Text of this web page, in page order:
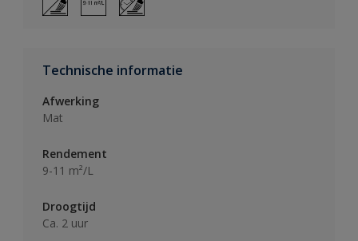
Technische informatie
Afwerking
Mat
Rendement
9-11 m²/L
Droogtijd
Ca. 2 uur